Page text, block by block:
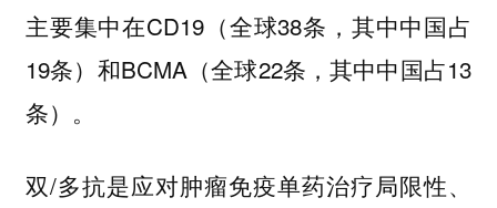
主要集中在CD19（全球38条，其中中国占
19条）和BCMA（全球22条，其中中国占13
条）。
双/多抗是应对肿瘤免疫单药治疗局限性、